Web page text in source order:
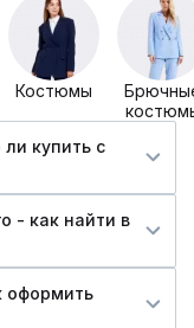
Костюмы
купить c
- как найти в
оформить